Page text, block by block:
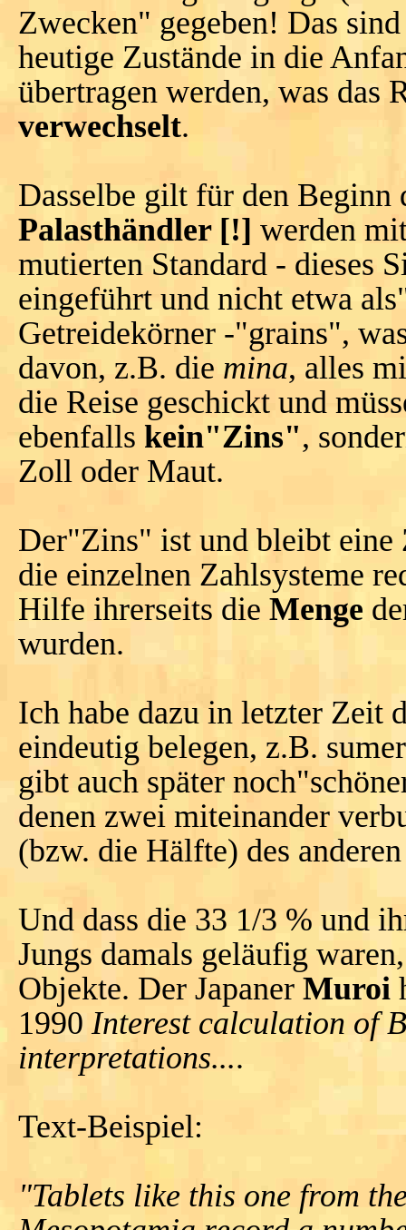
Zwecken" gegeben! Das
heutige Zustände in die
übertragen werden, was das
verwechselt.
Dasselbe gilt für den
Palasthändler [!] werden
mutierten Standard - dieses
eingeführt und nicht etwa
Getreidekörner -"grains",
davon, z.B. die mina, alles
die Reise geschickt und
ebenfalls kein"Zins",
Zoll oder Maut.
Der"Zins" ist und bleibt eine
die einzelnen Zahlsysteme
Hilfe ihrerseits die Menge
wurden.
Ich habe dazu in letzter Zeit
eindeutig belegen, z.B.
gibt auch später
denen zwei miteinander
(bzw. die Hälfte) des anderen
Und dass die 33 1/3 % und
Jungs damals geläufig
Objekte. Der Japaner Muroi
1990 Interest calculation of
interpretations....
Text-Beispiel:
"Tablets like this one from